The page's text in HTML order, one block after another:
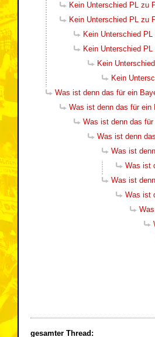
Kein Unterschied PL zu
Kein Unterschied PL zu
Kein Unterschied
Kein Unterschied
Kein
Kein
Was ist denn das für ein
Was ist denn das für ein
Was ist denn das
Was ist denn
Was ist
Was ist
Was ist
Was ist
gesamter Thread: